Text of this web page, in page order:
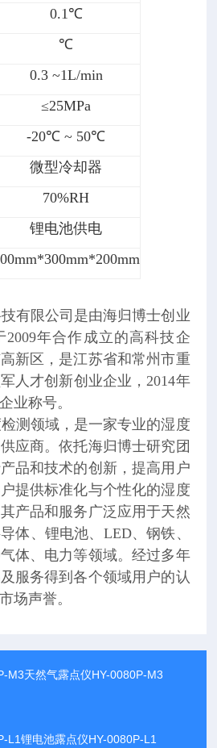
0.1℃
℃
0.3 ~1L/min
≤25MPa
-20℃ ~ 50℃
微型冷却器
70%RH
锂电池供电
有限公司是由海归博士创业
2009年合作成立的高科技企
新区，是江苏省和常州市重
人才创新创业企业，2014年
业称号。
测领域，是一家专业的湿度
应商。依托海归博士研究团
品和技术的创新，提高用户
提供标准化与个性化的湿度
产品和服务广泛应用于天然
体、锂电池、LED、钢铁、
体、电力等领域。经过多年
服务得到各个领域用户的认
场声誉。
M3天然气露点仪HY-0080P-M3
L1锂电池露点仪HY-0080P-L1